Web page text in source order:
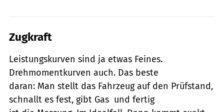
Zugkraft
Leistungskurven sind ja etwas Feines.
Drehmomentkurven auch. Das beste
daran: Man stellt das Fahrzeug auf den Prüfstand,
schnallt es fest, gibt Gas  und fertig